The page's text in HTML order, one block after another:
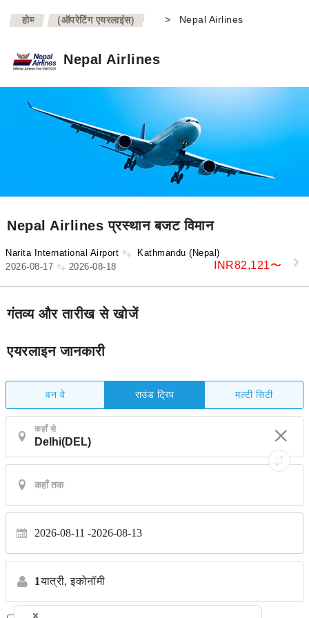
होम >
(ऑपरेटिंग एयरलाइंस) > Nepal Airlines
Nepal Airlines
Nepal Airlines प्रस्थान बजट विमान
Narita International Airport Kathmandu (Nepal)
INR82,121〜
2026-08-17 2026-08-18
गंतव्य और तारीख से खोजें
एयरलाइन जानकारी
वन वे राउंड ट्रिप मल्टी सिटी
कहाँ से
2026-08-11 2026-08-13
1यात्री, इकोनॉमी